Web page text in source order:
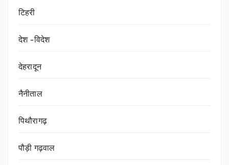
टिहरी
देश -विदेश
देहरादून
नैनीताल
पिथौरागढ़
पौड़ी गढ़वाल